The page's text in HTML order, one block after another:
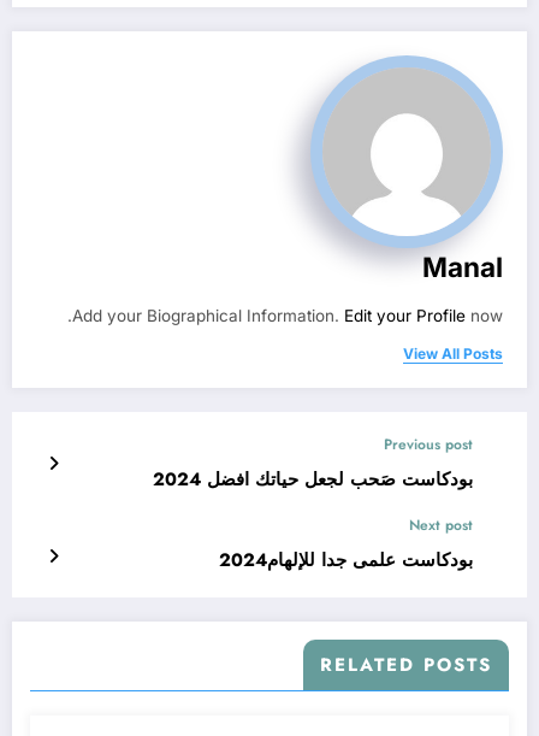
Manal
Add your Biographical Information. Edit your Profile now.
View All Posts
Previous post
بودكاست صَحب لجعل حياتك افضل 2024
Next post
بودكاست علمى جدا للإلهام2024
RELATED POSTS